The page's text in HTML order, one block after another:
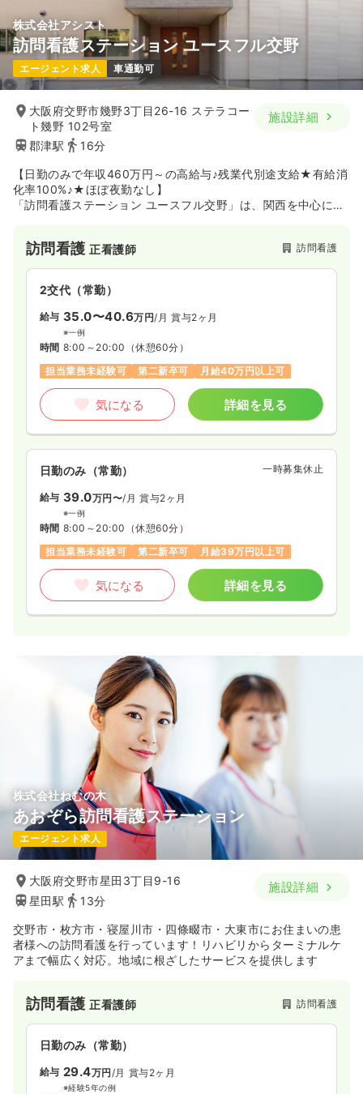
株式会社アシスト
訪問看護ステーション ユースフル交野
エージェント求人 車通勤可
大阪府交野市幾野3丁目26-16 ステラコー
ト幾野 102号室
郡津駅
16分
施設詳細
【日勤のみで年収460万円～の高給与♪残業代別途支給★有給消
化率100%♪★ほぼ夜勤なし】
「訪問看護ステーション ユースフル交野」は、関西を中心に全
る、末期がんや難病、精神疾患、胃ろうなど医療依存度の高い
方から医療依存度の低い方まで、幅広い利用者様への看護業務
をお任せします。60室の中規模施設なので、利用者様一人ひと
りとしっかり向き合える点が魅力です。介護士との協力体制が
整っているため、看護業務に集中できる環境です。
訪問看護正看護師 訪問看護
2交代（常勤）
給与 35.0〜40.6万円/月 賞与2ヶ月
※一例
時間 8:00～20:00 （休憩60分）
担当業務未経験可
第二新卒可 月給40万円以上可
気になる 詳細を見る
日勤のみ（常勤） 一時募集休止
給与 39.0万円〜/月 賞与2ヶ月
※一例
時間 8:00～20:00 （休憩60分）
担当業務未経験可
第二新卒可 月給39万円以上可
気になる 詳細を見る
株式会社ねむの木
あおぞら訪問看護ステーション
エージェント求人
大阪府交野市星田3丁目9-16
星田駅
13分
施設詳細
交野市・枚方市・寝屋川市・四條畷市・大東市にお住まいの患
者様への訪問看護を行っています！リハビリからターミナルケ
アまで幅広く対応。地域に根ざしたサービスを提供します
訪問看護正看護師 訪問看護
日勤のみ（常勤）
給与 29.4万円/月 賞与2ヶ月
※経験5年の例